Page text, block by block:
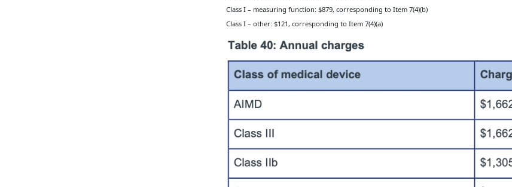
Class I – measuring function: $879, corresponding to Item 7(4)(b)
Class I – other: $121, corresponding to Item 7(4)(a)